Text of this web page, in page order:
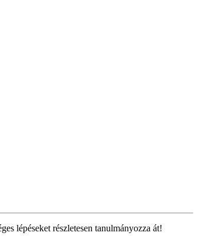
lépéseket részletesen tanulmányozza át!